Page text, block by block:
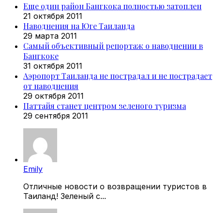
Еще один район Бангкока полностью затоплен
21 октября 2011
Наводнения на Юге Таиланда
29 марта 2011
Самый объективный репортаж о наводнении в
Бангкоке
31 октября 2011
Аэропорт Таиланда не пострадал и не пострадает
от наводнения
29 октября 2011
Паттайя станет центром зеленого туризма
29 сентября 2011
Emily
Отличные новости о возвращении туристов в
Таиланд! Зеленый с...